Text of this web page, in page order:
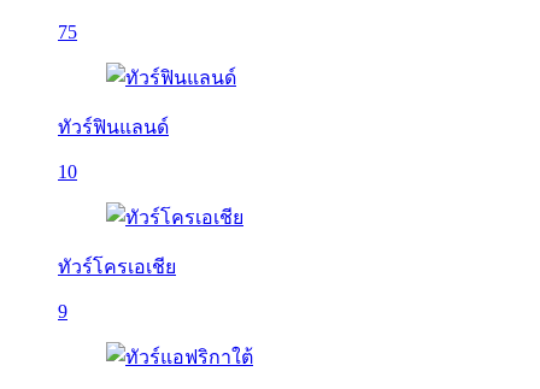
75
ทัวร์ฟินแลนด์
10
ทัวร์โครเอเชีย
9